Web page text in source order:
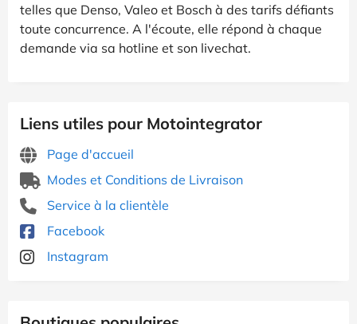
telles que Denso, Valeo et Bosch à des tarifs défiants
toute concurrence. A l'écoute, elle répond à chaque
demande via sa hotline et son livechat.
Liens utiles pour Motointegrator
Page d'accueil
Modes et Conditions de Livraison
Service à la clientèle
Facebook
Instagram